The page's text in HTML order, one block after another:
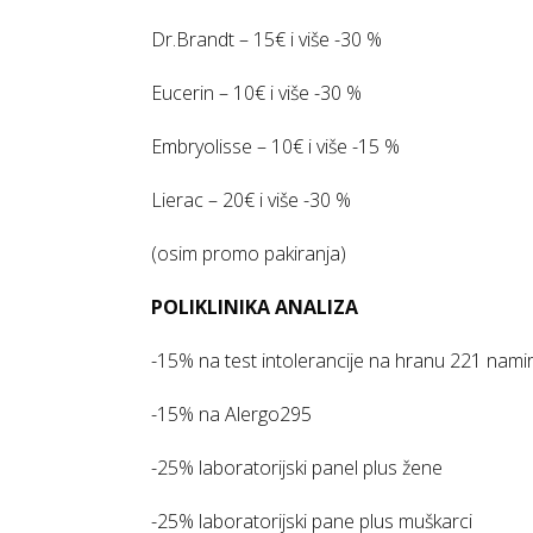
Dr.Brandt – 15€ i više -30 %
Eucerin – 10€ i više -30 %
Embryolisse – 10€ i više -15 %
Lierac – 20€ i više -30 %
(osim promo pakiranja)
POLIKLINIKA ANALIZA
-15% na test intolerancije na hranu 221
-15% na Alergo295
-25% laboratorijski panel plus žene
-25% laboratorijski pane plus muškarci